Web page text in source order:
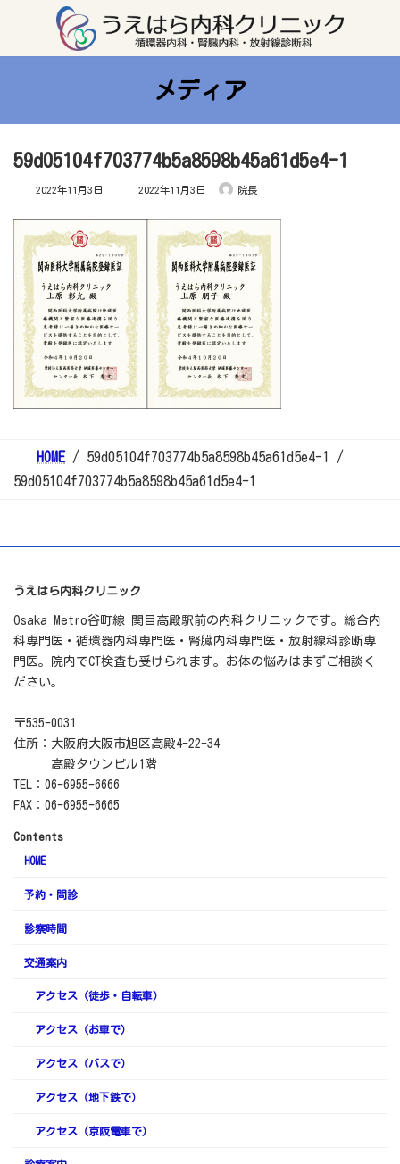
ツ
シ
メディア
59d05104f703774b5a8598b45a61d5e4-1
2022年11月3日
終
日
2022年11月3日 院長
HOME
59d05104f703774b5a8598b45a61d5e4-1
59d05104f703774b5a8598b45a61d5e4-1
うえはら内科クリニック
Osaka Metro谷町線 関目高殿駅前の内科クリニックです。総合内
科専門医・循環器内科専門医・腎臓内科専門医・放射線科診断専
門医。院内でCT検査も受けられます。お体の悩みはまずご相談く
ださい。
〒535-0031
住所：大阪府大阪市旭区高殿4-22-34
高殿タウンビル1階
TEL：06-6955-6666
FAX：06-6955-6665
Contents
HOME
予約・問診
診察時間
交通案内
アクセス（徒歩・自転車）
アクセス（お車で）
アクセス（バスで）
アクセス（地下鉄で）
アクセス（京阪電車で）